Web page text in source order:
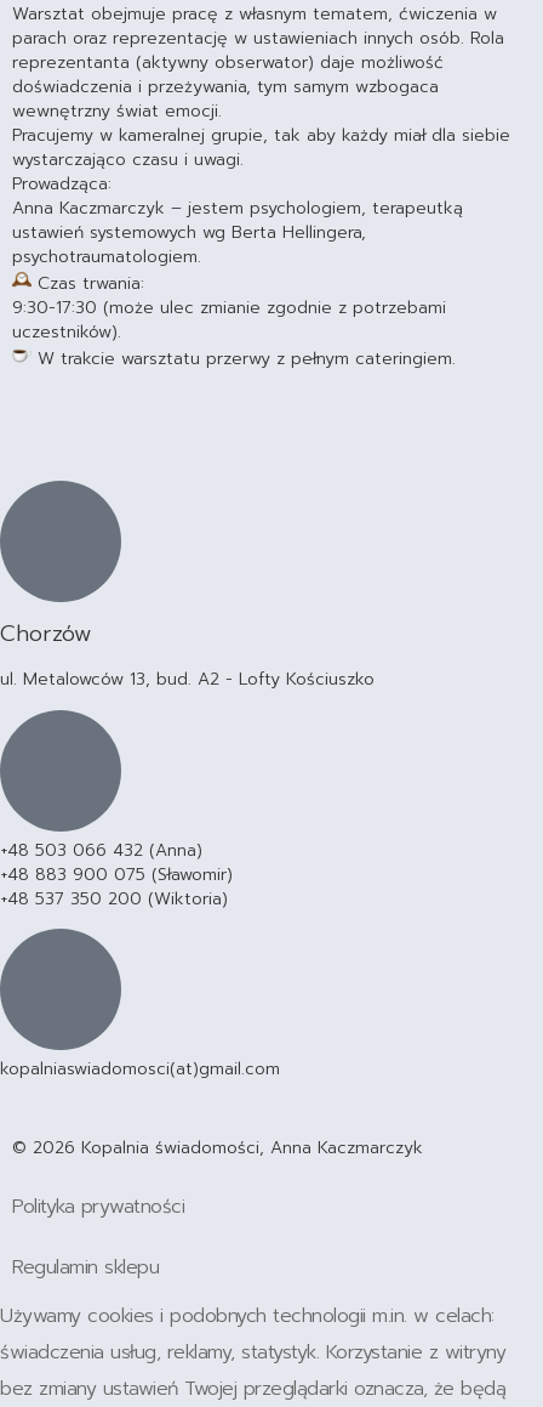
Warsztat obejmuje pracę z własnym tematem, ćwiczenia w
parach oraz reprezentację w ustawieniach innych osób. Rola
reprezentanta (aktywny obserwator) daje możliwość
doświadczenia i przeżywania, tym samym wzbogaca
wewnętrzny świat emocji.
Pracujemy w kameralnej grupie, tak aby każdy miał dla siebie
wystarczająco czasu i uwagi.
Prowadząca:
Anna Kaczmarczyk – jestem psychologiem, terapeutką
ustawień systemowych wg Berta Hellingera,
psychotraumatologiem.
Czas trwania:
9:30-17:30 (może ulec zmianie zgodnie z potrzebami
uczestników).
W trakcie warsztatu przerwy z pełnym cateringiem.
Chorzów
ul. Metalowców 13, bud. A2 - Lofty Kościuszko
+48 503 066 432 (Anna)
+48 883 900 075 (Sławomir)
+48 537 350 200 (Wiktoria)
kopalniaswiadomosci(at)gmail.com
© 2026 Kopalnia świadomości, Anna Kaczmarczyk
Polityka prywatności
Regulamin sklepu
Używamy cookies i podobnych technologii m.in. w celach:
świadczenia usług, reklamy, statystyk. Korzystanie z witryny
bez zmiany ustawień Twojej przeglądarki oznacza, że będą